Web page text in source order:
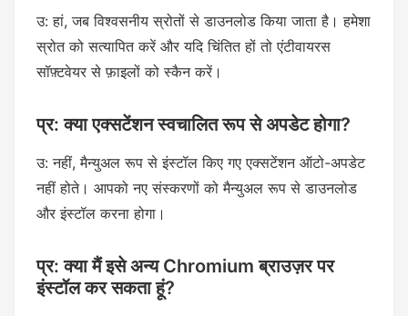
उ: हां, जब विश्वसनीय स्रोतों से डाउनलोड किया जाता है। हमेशा
स्रोत को सत्यापित करें और यदि चिंतित हों तो एंटीवायरस
सॉफ़्टवेयर से फ़ाइलों को स्कैन करें।
प्र: क्या एक्सटेंशन स्वचालित रूप से अपडेट होगा?
उ: नहीं, मैन्युअल रूप से इंस्टॉल किए गए एक्सटेंशन ऑटो-अपडेट
नहीं होते। आपको नए संस्करणों को मैन्युअल रूप से डाउनलोड
और इंस्टॉल करना होगा।
प्र: क्या मैं इसे अन्य Chromium ब्राउज़र पर
इंस्टॉल कर सकता हूं?